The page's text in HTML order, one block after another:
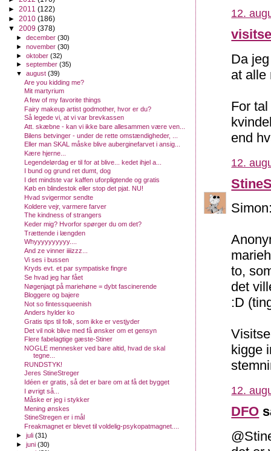
12.
Da
at alle
For
end
12.
to,
det
:D
kigge
12.
DFO
► 2011 (122)
► 2010 (186)
▼ 2009 (378)
►december(30)
►november(30)
►oktober(32)
►september(35)
▼august(39)
Are you kidding me?
Mit martyrium
A few of my favorite things
Fairy makeup artist godmother, hvor er du?
Så legede vi, at vi var brevkassen
Att. skæbne - kan vi ikke bare allesammen være ven...
Bilens betvinger - under de rette omstændigheder, ...
Eller man SKAL måske blive auberginefarvet i ansig...
Kære hjerne...
Legendelørdag er til for at blive... kedet ihjel a...
I bund og grund ret dumt, dog
I det mindste var kaffen uforpligtende og gratis
Køb en blindestok eller stop det pjat. NU!
Hvad svigermor sendte
Koldere vejr, varmere farver
The kindness of strangers
Keder mig? Hvorfor spørger du om det?
Trættende i længden
Whyyyyyyyyyy....
And ze vinner iiiizzz...
Vi ses i bussen
Kryds evt. et par sympatiske fingre
Se hvad jeg har fået
Nøgenjagt på mariehøne = dybt fascinerende
Bloggere og bajere
Not so fintessqueenish
Anders hylder ko
Gratis tips til folk, som ikke er vestjyder
Det vil nok blive med få ønsker om et gensyn
Flere fabelagtige gæste-Stiner
NOGLE mennesker ved bare altid, hvad de skal
tegne...
RUNDSTYK!
Jeres StineStreger
Idéen er gratis, så det er bare om at få det bygget
I øvrigt så...
Måske er jeg i stykker
Mening ønskes
StineStregen er i mål
Freakmagnet er blevet til voldelig-psykopatmagnet....
►juli(31)
►juni(30)